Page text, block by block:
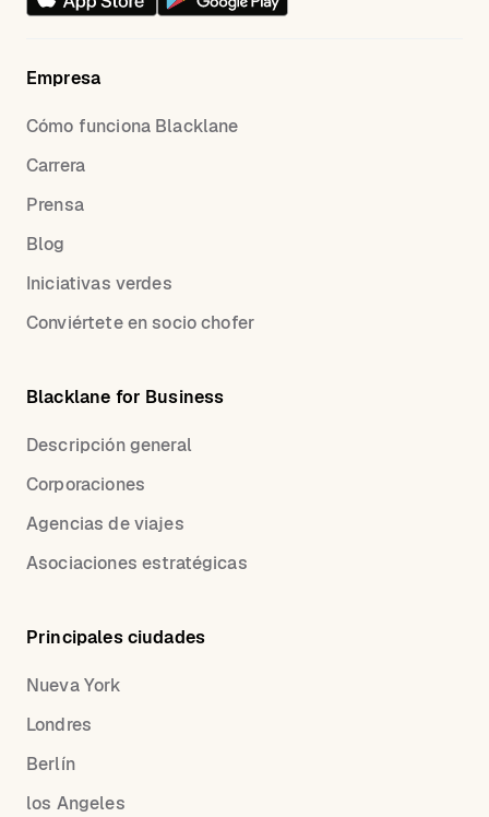
Empresa
Cómo funciona Blacklane
Carrera
Prensa
Blog
Iniciativas verdes
Conviértete en socio chofer
Blacklane for Business
Descripción general
Corporaciones
Agencias de viajes
Asociaciones estratégicas
Principales ciudades
Nueva York
Londres
Berlín
los Angeles